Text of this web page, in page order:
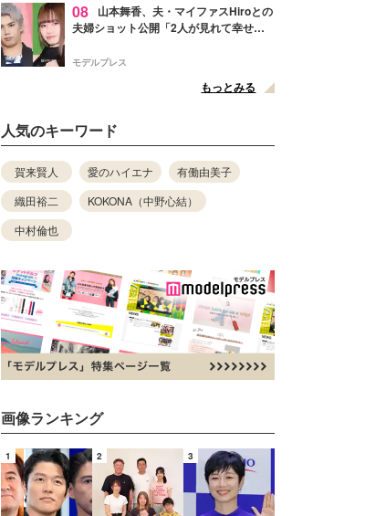
08
山本舞香、夫・マイファスHiroとの
夫婦ショット公開「2人が見れて幸せ」
モデルプレス
もっとみる
人気のキーワード
賀来賢人 愛のハイエナ
有働由美子
織田裕二
KOKONA（中野心結）
中村倫也
画像ランキング
1 2 3